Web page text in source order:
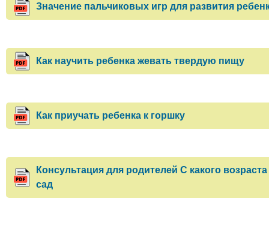
Значение пальчиковых игр для развития
Как научить ребенка жевать твердую пищу
Как приучать ребенка к горшку
Консультация для родителей С какого
сад